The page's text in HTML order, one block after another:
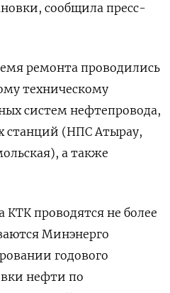
сообщила пресс-
ремонта проводились
техническому
систем нефтепровода,
станций (НПС Атырау,
а также
проводятся не более
Минэнерго
годового
нефти по